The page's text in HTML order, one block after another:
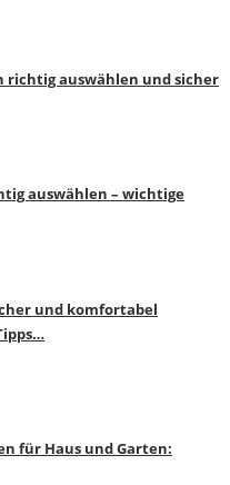
richtig auswählen und sicher
auswählen – wichtige
und komfortabel
für Haus und Garten: